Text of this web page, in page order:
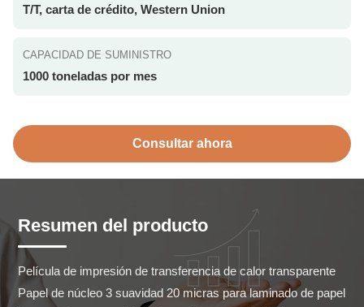
T/T, carta de crédito, Western Union
CAPACIDAD DE SUMINISTRO
1000 toneladas por mes
Consultar ahora
Resumen del producto
Película de impresión de transferencia de calor transparente
Papel de núcleo 3 suavidad 20 micras para laminado de papel